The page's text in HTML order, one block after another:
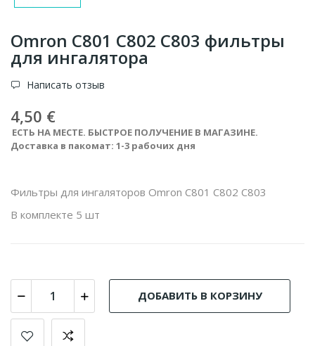
Omron C801 C802 C803 фильтры
для ингалятора
Написать отзыв
4,50 €
ЕСТЬ НА МЕСТЕ. БЫСТРОЕ ПОЛУЧЕНИЕ В МАГАЗИНЕ.
Доставка в пакомат: 1-3 рабочих дня
Фильтры для ингаляторов Omron C801 C802 C803
В комплекте 5 шт
ДОБАВИТЬ В КОРЗИНУ